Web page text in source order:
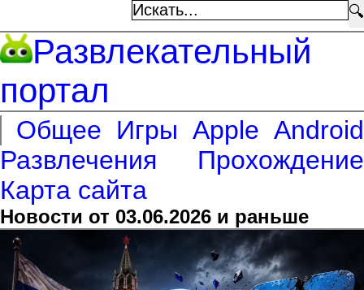
🔍
Развлекательный
портал
Общее Игры Apple Android
Развлечения
Прохождение
Карта сайта
Новости от 03.06.2026 и раньше